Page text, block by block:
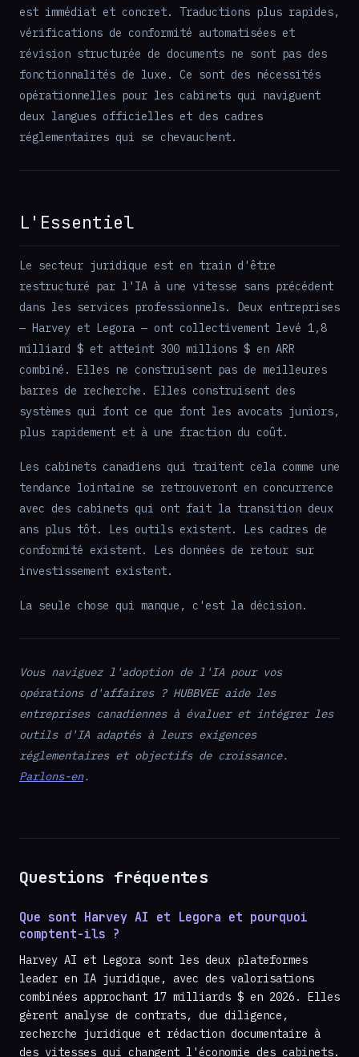
est immédiat et concret. Traductions plus rapides,
vérifications de conformité automatisées et
révision structurée de documents ne sont pas des
fonctionnalités de luxe. Ce sont des nécessités
opérationnelles pour les cabinets qui naviguent
deux langues officielles et des cadres
réglementaires qui se chevauchent.
L'Essentiel
Le secteur juridique est en train d'être
restructuré par l'IA à une vitesse sans précédent
dans les services professionnels. Deux entreprises
— Harvey et Legora — ont collectivement levé 1,8
milliard $ et atteint 300 millions $ en ARR
combiné. Elles ne construisent pas de meilleures
barres de recherche. Elles construisent des
systèmes qui font ce que font les avocats juniors,
plus rapidement et à une fraction du coût.
Les cabinets canadiens qui traitent cela comme une
tendance lointaine se retrouveront en concurrence
avec des cabinets qui ont fait la transition deux
ans plus tôt. Les outils existent. Les cadres de
conformité existent. Les données de retour sur
investissement existent.
La seule chose qui manque, c'est la décision.
Vous naviguez l'adoption de l'IA pour vos
opérations d'affaires ? HUBBVEE aide les
entreprises canadiennes à évaluer et intégrer les
outils d'IA adaptés à leurs exigences
réglementaires et objectifs de croissance.
Parlons-en.
Questions fréquentes
Que sont Harvey AI et Legora et pourquoi
comptent-ils ?
Harvey AI et Legora sont les deux plateformes
leader en IA juridique, avec des valorisations
combinées approchant 17 milliards $ en 2026. Elles
gèrent analyse de contrats, due diligence,
recherche juridique et rédaction documentaire à
des vitesses qui changent l'économie des cabinets.